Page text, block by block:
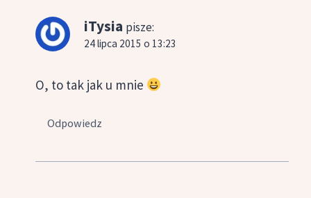
iTysia pisze:
24 lipca 2015 o 13:23
O, to tak jak u mnie
Odpowiedz